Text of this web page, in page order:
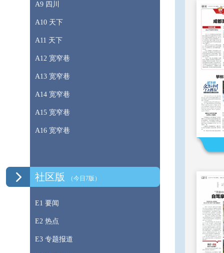
A9 四川
A10 天下
A11 天下
A12 宽窄巷
A13 宽窄巷
A14 宽窄巷
A15 宽窄巷
A16 宽窄巷
社区版 （今日7版）
E1 要闻
E2 热点
E3 专题报道